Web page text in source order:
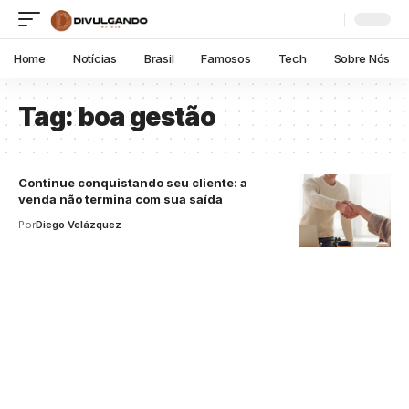
Home Notícias Brasil Famosos Tech Sobre Nós
Tag:boa gestão
Continue conquistando seu cliente: a
venda não termina com sua saída
PorDiego Velázquez